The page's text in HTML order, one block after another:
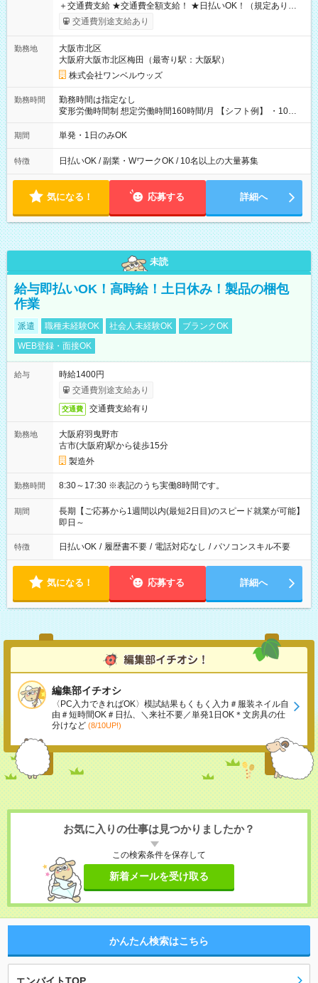
＋交通費支給 ★交通費全額支給！ ★日払いOK！（規定あり） ┗
働いたその日に現金GET♪ お仕事後はコンビニATMから 日払
交通費別途支給あり
勤務地
大阪市北区
大阪府大阪市北区梅田（最寄り駅：大阪駅）
株式会社ワンベルウッズ
勤務時間
勤務時間は指定なし
変形労働時間制 想定労働時間160時間/月 【シフト例】 ・10：
00～20：00
期間 単発・1日のみOK
特徴 日払いOK / 副業・WワークOK / 10名以上の大量募集
気になる！ 応募する 詳細へ
未読
給与即払いOK！高時給！土日休み！製品の梱包
作業
派遣 職種未経験OK 社会人未経験OK
ブランクOK
WEB登録・面接OK
給与
時給1400円
交通費別途支給あり
交通費 交通費支給有り
勤務地
大阪府羽曳野市
古市(大阪府)駅から徒歩15分
製造外
勤務時間 8:30～17:30 ※表記のうち実働8時間です。
期間
長期【ご応募から1週間以内(最短2日目)のスピード就業が可能】
即日～
特徴 日払いOK / 履歴書不要 / 電話対応なし / パソコンスキル不要
気になる！ 応募する 詳細へ
編集部イチオシ
〈PC入力できればOK〉模試結果もくもく入力＃服装ネイル自
由＃短時間OK＃日払、＼来社不要／単発1日OK＊文房具の仕
分けなど (8/10UP!)
お気に入りの仕事は見つかりましたか？
この検索条件を保存して
新着メールを受け取る
かんたん検索はこちら